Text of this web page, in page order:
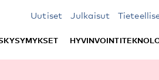
Uutiset Julkaisut